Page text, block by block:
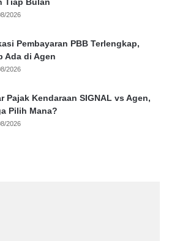
2026
Pembayaran PBB Terlengkap,
Ada di Agen
2026
Pajak Kendaraan SIGNAL vs Agen,
Pilih Mana?
2026